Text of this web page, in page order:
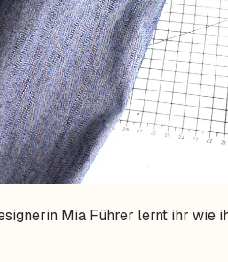
Mia Führer lernt ihr wie